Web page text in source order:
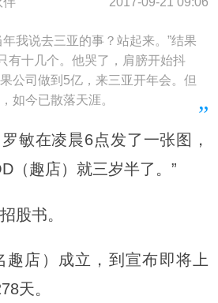
我说去三亚的事？站起来。”结果
有十几个。他哭了，肩膀开始抖
公司做到5亿，来三亚开年会。但
如今已散落天涯。
敏在凌晨6点发了一张图，
（趣店）就三岁半了。”
股书。
趣店）成立，到宣布即将上
天。